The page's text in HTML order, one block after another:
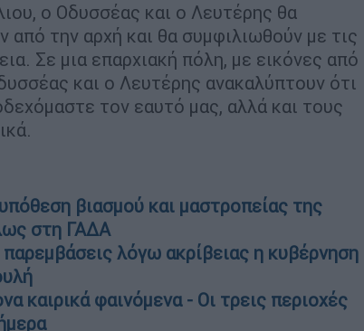
ο Οδυσσέας και ο Λευτέρης θα
από την αρχή και θα συμφιλιωθούν με τις
Σε μια επαρχιακή πόλη, με εικόνες από
και ο Λευτέρης ανακαλύπτουν ότι
τον εαυτό μας, αλλά και τους
βιασμού και μαστροπείας της
στη ΓΑΔΑ
λόγω ακρίβειας η κυβέρνηση
καιρικά φαινόμενα - Οι τρεις περιοχές